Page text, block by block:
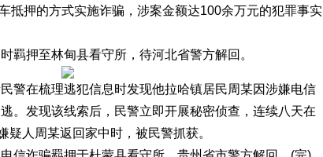
抵押的方式实施诈骗，涉案金额达100余万元的犯罪事实
押至林甸县看守所，待河北省警方解回。
在梳理逃犯信息时发现他拉哈镇居民周某因涉嫌电信
。发现该线索后，民警立即开展秘密侦查，连续八天在
疑人周某返回家中时，被民警抓获。